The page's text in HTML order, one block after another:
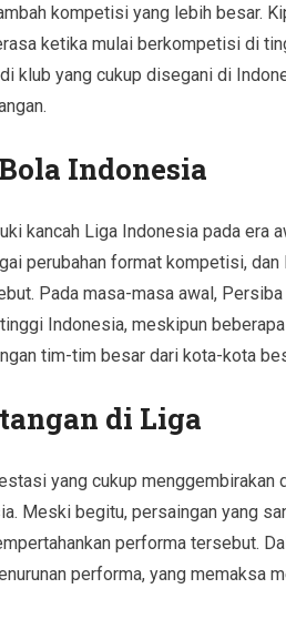
kompetisi yang lebih besar.
ketika mulai berkompetisi di
klub yang cukup disegani di
Indonesia
kancah Liga Indonesia pada era
perubahan format kompetisi,
Pada masa-masa awal,
Indonesia, meskipun
tim-tim besar dari kota-kota
di Liga
yang cukup menggembirakan
Meski begitu, persaingan yang
performa tersebut.
performa, yang memaksa